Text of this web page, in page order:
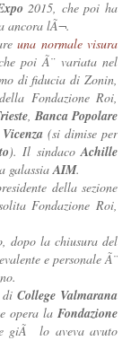
2015, che poi ha
ancora lÃ¬.
una normale visura
poi Ã¨ variata nel
di fiducia di Zonin,
Fondazione Roi,
Banca Popolare
(si dimise per
). Il sindaco Achille
galassia AIM.
della sezione
Fondazione Roi,
dopo la chiusura del
e personale Ã¨
di College Valmarana
opera la Fondazione
giÃ lo aveva avuto